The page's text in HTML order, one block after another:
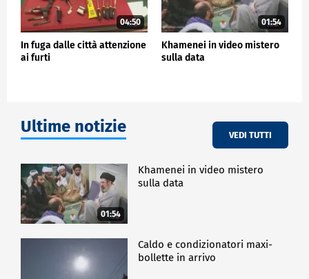
04:50
In fuga dalle città attenzione
ai furti
01:54
Khamenei in video mistero
sulla data
Ultime notizie VEDI TUTTI
01:54
Khamenei in video mistero
sulla data
Caldo e condizionatori maxi-
bollette in arrivo